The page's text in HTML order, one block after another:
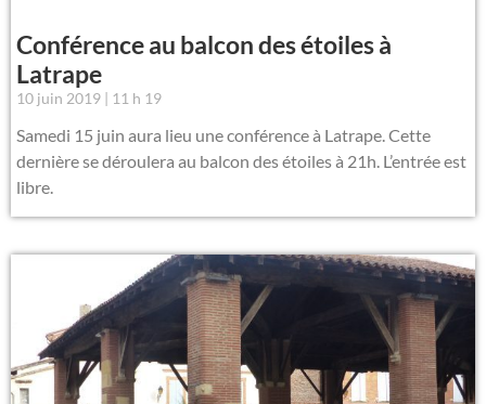
Conférence au balcon des étoiles à
Latrape
10 juin 2019 11 h 19
Samedi 15 juin aura lieu une conférence à Latrape. Cette
dernière se déroulera au balcon des étoiles à 21h. L’entrée est
libre.